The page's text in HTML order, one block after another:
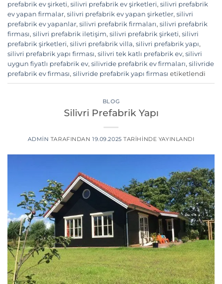
prefabrik ev şirketi, silivri prefabrik ev şirketleri, silivri prefabrik
ev yapan firmalar, silivri prefabrik ev yapan şirketler, silivri
prefabrik ev yapanlar, silivri prefabrik firmaları, silivri prefabrik
firması, silivri prefabrik iletişim, silivri prefabrik şirketi, silivri
prefabrik şirketleri, silivri prefabrik villa, silivri prefabrik yapı,
silivri prefabrik yapı firması, silivri tek katlı prefabrik ev, silivri
uygun fiyatlı prefabrik ev, silivride prefabrik ev firmaları, silivride
prefabrik ev firması, silivride prefabrik yapı firması etiketlendi
BLOG
Silivri Prefabrik Yapı
ADMIN TARAFINDAN 19.09.2025 TARIHINDE YAYINLANDI